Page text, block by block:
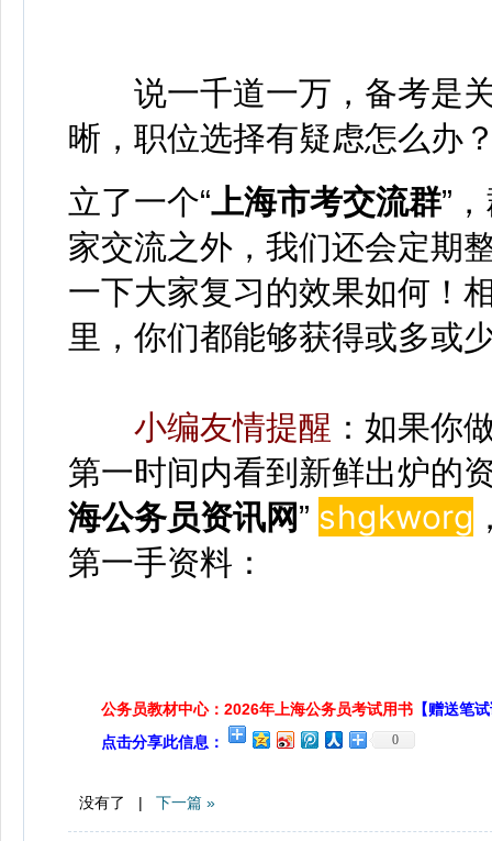
说一千道一万，备考是关
晰，职位选择有疑虑怎么办
立了一个“上海市考交流群”
家交流之外，我们还会定期
一下大家复习的效果如何！
里，你们都能够获得或多或
小编友情提醒 ：如果你
第一时间内看到新鲜出炉的
海公务员资讯网” shgkworg
第一手资料：
公务员教材中心：2026年上海公务员考试用书 【赠送笔
点击分享此信息：
0
没有了 | 下一篇 »